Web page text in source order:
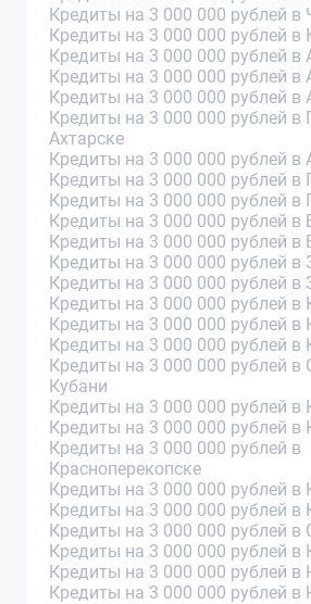
Кредиты на 3 000 000 рублей в
Кредиты на 3 000 000 рублей в
Кредиты на 3 000 000 рублей в
Кредиты на 3 000 000 рублей в
Кредиты на 3 000 000 рублей в
Кредиты на 3 000 000 рублей в
Ахтарске
Кредиты на 3 000 000 рублей в
Кредиты на 3 000 000 рублей в
Кредиты на 3 000 000 рублей в
Кредиты на 3 000 000 рублей в
Кредиты на 3 000 000 рублей в
Кредиты на 3 000 000 рублей в
Кредиты на 3 000 000 рублей в
Кредиты на 3 000 000 рублей в
Кредиты на 3 000 000 рублей в
Кредиты на 3 000 000 рублей в
Кредиты на 3 000 000 рублей в
Кубани
Кредиты на 3 000 000 рублей в
Кредиты на 3 000 000 рублей в
Кредиты на 3 000 000 рублей в
Красноперекопске
Кредиты на 3 000 000 рублей в
Кредиты на 3 000 000 рублей в
Кредиты на 3 000 000 рублей
Кредиты на 3 000 000 рублей в
Кредиты на 3 000 000 рублей в
Кредиты на 3 000 000 рублей в